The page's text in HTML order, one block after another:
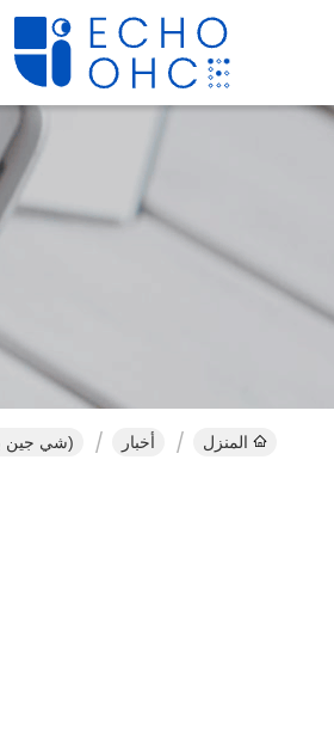
المنزل أخبار (شي جين